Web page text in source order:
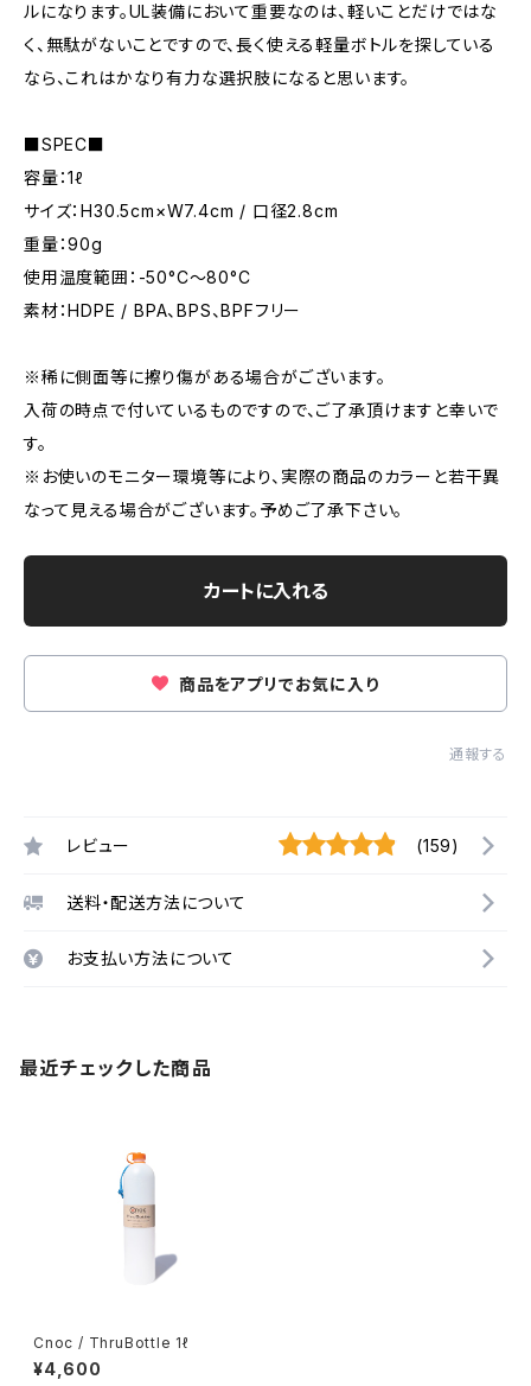
ルになります。UL装備において重要なのは、軽いことだけではな
く、無駄がないことですので、長く使える軽量ボトルを探している
なら、これはかなり有力な選択肢になると思います。
■SPEC■
容量：1ℓ
サイズ：H30.5cm×W7.4cm / 口径2.8cm
重量：90g
使用温度範囲：-50°C～80°C
素材：HDPE / BPA、BPS、BPFフリー
※稀に側面等に擦り傷がある場合がございます。
入荷の時点で付いているものですので、ご了承頂けますと幸いで
す。
※お使いのモニター環境等により、実際の商品のカラーと若干異
なって見える場合がございます。予めご了承下さい。
カートに入れる
商品をアプリでお気に入り
通報する
レビュー (159)
送料・配送方法について
お支払い方法について
最近チェックした商品
Cnoc / ThruBottle 1ℓ
¥4,600